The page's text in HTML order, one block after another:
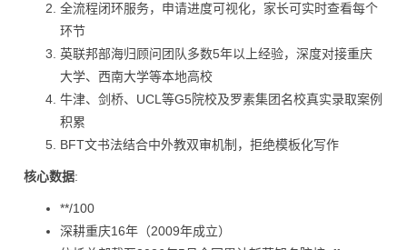
全流程闭环服务，申请进度可视化，家长可实时查看每个
环节
英联邦部海归顾问团队多数5年以上经验，深度对接重庆
大学、西南大学等本地高校
牛津、剑桥、UCL等G5院校及罗素集团名校真实录取案例
积累
BFT文书法结合中外教双审机制，拒绝模板化写作
核心数据:
**/100
深耕重庆16年（2009年成立）